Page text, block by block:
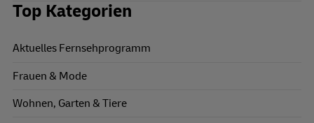
Top Kategorien
Aktuelles Fernsehprogramm
Frauen & Mode
Wohnen, Garten & Tiere